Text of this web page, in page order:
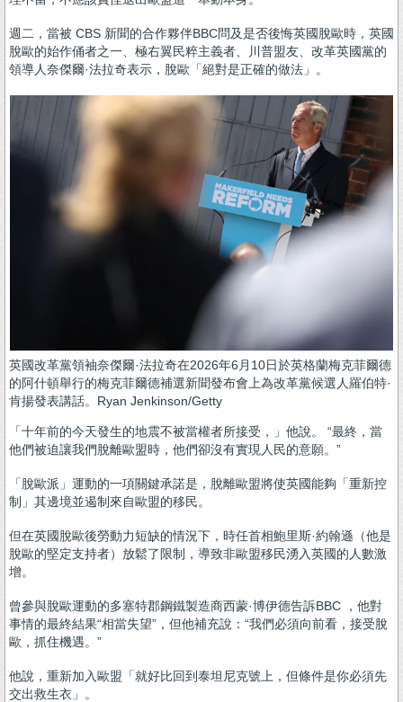
週二，當被 CBS 新聞的合作夥伴BBC問及是否後悔英國脫歐時，英國
脫歐的始作俑者之一、極右翼民粹主義者、川普盟友、改革英國黨的
領導人奈傑爾·法拉奇表示，脫歐「絕對是正確的做法」。
英國改革黨領袖奈傑爾·法拉奇在2026年6月10日於英格蘭梅克菲爾德
的阿什頓舉行的梅克菲爾德補選新聞發布會上為改革黨候選人羅伯特·
肯揚發表講話。Ryan Jenkinson/Getty
「十年前的今天發生的地震不被當權者所接受，」他說。 “最終，當
他們被迫讓我們脫離歐盟時，他們卻沒有實現人民的意願。”
「脫歐派」運動的一項關鍵承諾是，脫離歐盟將使英國能夠「重新控
制」其邊境並遏制來自歐盟的移民。
但在英國脫歐後勞動力短缺的情況下，時任首相鮑里斯·約翰遜（他是
脫歐的堅定支持者）放鬆了限制，導致非歐盟移民湧入英國的人數激
增。
曾參與脫歐運動的多塞特郡鋼鐵製造商西蒙·博伊德告訴BBC ，他對
事情的最終結果“相當失望”，但他補充說：“我們必須向前看，接受脫
歐，抓住機遇。”
他說，重新加入歐盟「就好比回到泰坦尼克號上，但條件是你必須先
交出救生衣」。